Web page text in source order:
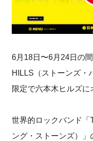
6月18日〜6月24日の
HILLS（ストーンズ・
限定で六本木ヒルズに
世界的ロックバンド「
ング・ストーンズ）